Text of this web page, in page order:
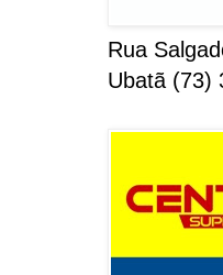
Rua
Ubatã (73)